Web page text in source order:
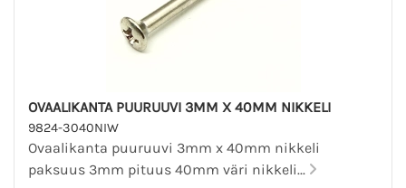
OVAALIKANTA PUURUUVI 3MM X 40MM NIKKELI
9824-3040NIW
Ovaalikanta puuruuvi 3mm x 40mm nikkeli
paksuus 3mm pituus 40mm väri nikkeli...